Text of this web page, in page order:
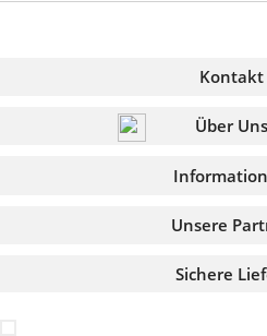
Kontakt
Über Uns
Sichere
Unsere